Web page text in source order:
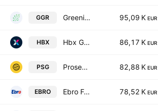
GGR Greening Group Global S.A. 95,09 K EUR
HBX Hbx Group International Plc 86,17 K EUR
PSG Prosegur Compania de Seguridad SA 82,88 K EUR
EBRO Ebro Foods SA 78,52 K EUR